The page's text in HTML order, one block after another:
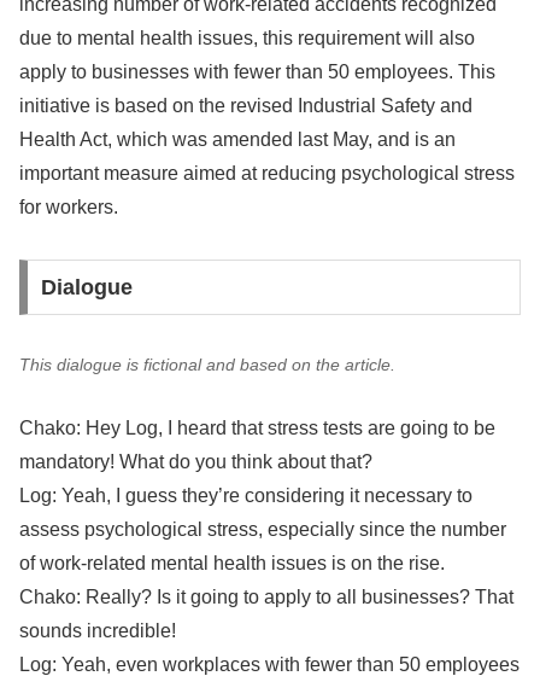
increasing number of work-related accidents recognized
due to mental health issues, this requirement will also
apply to businesses with fewer than 50 employees. This
initiative is based on the revised Industrial Safety and
Health Act, which was amended last May, and is an
important measure aimed at reducing psychological stress
for workers.
Dialogue
This dialogue is fictional and based on the article.
Chako: Hey Log, I heard that stress tests are going to be
mandatory! What do you think about that?
Log: Yeah, I guess they’re considering it necessary to
assess psychological stress, especially since the number
of work-related mental health issues is on the rise.
Chako: Really? Is it going to apply to all businesses? That
sounds incredible!
Log: Yeah, even workplaces with fewer than 50 employees